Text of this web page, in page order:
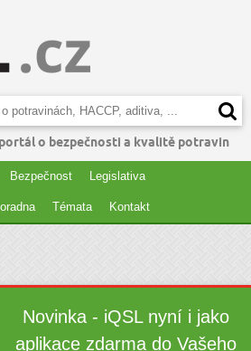
o bezpečnosti a kvalitě potravin
Bezpečnost Legislativa
Témata Kontakt
Novinka - iQSL nyní i jako
aplikace zdarma do Vašeho